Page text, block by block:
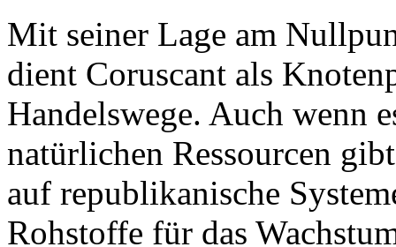
Mit seiner Lage am
dient Coruscant als
Handelswege. Auch wenn
natürlichen Ressourcen
auf republikanische
Rohstoffe für das